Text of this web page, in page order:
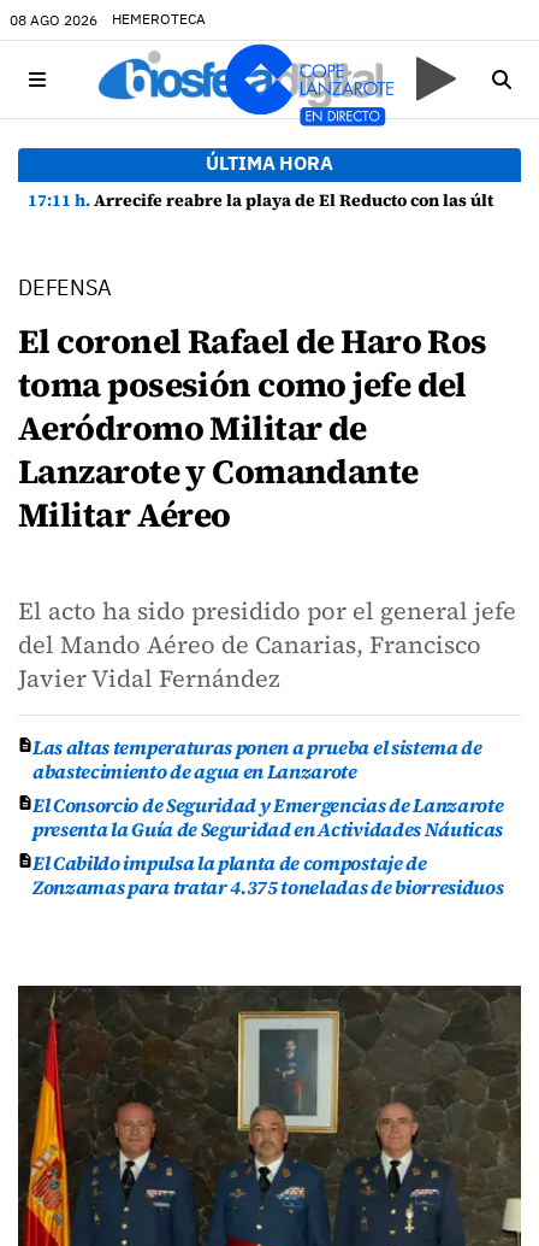
08 AGO 2026 HEMEROTECA
ÚLTIMA HORA
17:11 h.Arrecife reabre la playa de El Reducto con las últimas analíticas mostrando "una buena calidad de las aguas para el baño"
DEFENSA
El coronel Rafael de Haro Ros
toma posesión como jefe del
Aeródromo Militar de
Lanzarote y Comandante
Militar Aéreo
El acto ha sido presidido por el general jefe
del Mando Aéreo de Canarias, Francisco
Javier Vidal Fernández
Las altas temperaturas ponen a prueba el sistema de
abastecimiento de agua en Lanzarote
El Consorcio de Seguridad y Emergencias de Lanzarote
presenta la Guía de Seguridad en Actividades Náuticas
El Cabildo impulsa la planta de compostaje de
Zonzamas para tratar 4.375 toneladas de biorresiduos